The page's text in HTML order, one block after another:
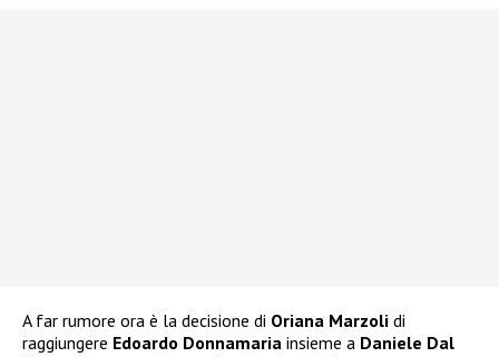
A far rumore ora è la decisione di Oriana Marzoli di
raggiungere Edoardo Donnamaria insieme a Daniele Dal